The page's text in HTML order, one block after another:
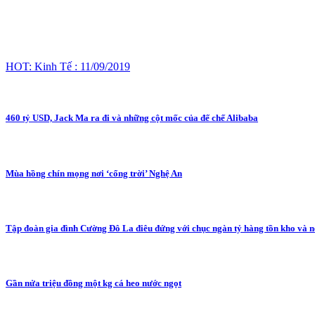
HOT: Kinh Tế : 11/09/2019
460 tỷ USD, Jack Ma ra đi và những cột mốc của đế chế Alibaba
Mùa hồng chín mọng nơi ‘cổng trời’ Nghệ An
Tập đoàn gia đình Cường Đô La điêu đứng với chục ngàn tỷ hàng tồn kho và
Gần nửa triệu đồng một kg cá heo nước ngọt